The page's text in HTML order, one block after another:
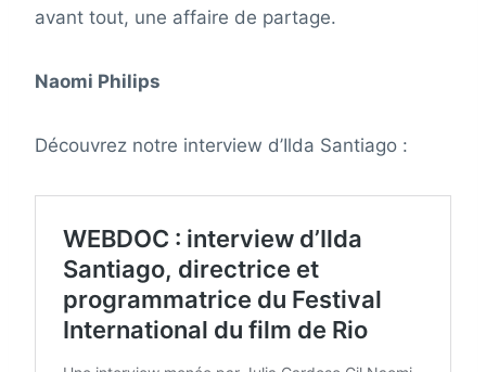
avant tout, une affaire de partage.
Naomi Philips
Découvrez notre interview d’Ilda Santiago :